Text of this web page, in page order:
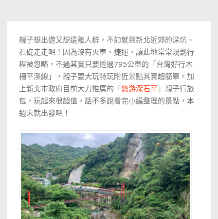
親子想出遊又想遠離人群，不如就到新北近郊的深坑、
石碇走走吧！因為沒有火車、捷運，讓此地常常規劃行
程被忽略，不過其實只要透過795公車的「台灣好行木
柵平溪線」，親子要大玩特玩附近景點其實超簡單。加
上新北市政府目前大力推廣的「悠游深石平 」親子行旅
包，玩起來很超值，話不多說看完小編整理的景點，本
週末就出發吧！